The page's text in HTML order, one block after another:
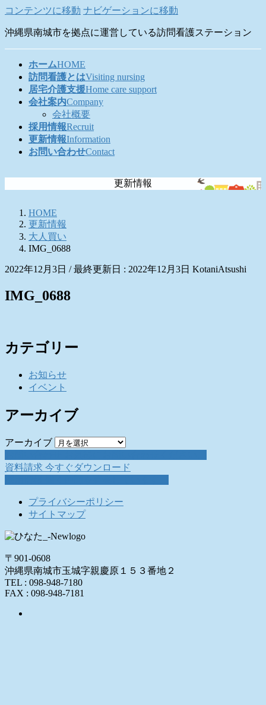
コンテンツに移動 ナビゲーションに移動
沖縄県南城市を拠点に運営している訪問看護ステーション
ホームHOME
訪問看護とはVisiting nursing
居宅介護支援Home care support
会社案内Company
会社概要
採用情報Recruit
更新情報Information
お問い合わせContact
更新情報
HOME
更新情報
大人買い
IMG_0688
2022年12月3日 / 最終更新日 : 2022年12月3日 KotaniAtsushi
IMG_0688
カテゴリー
お知らせ
イベント
アーカイブ
アーカイブ
資料請求 今すぐダウンロード
プライバシーポリシー
サイトマップ
〒901-0608
沖縄県南城市玉城字親慶原１５３番地２
TEL : 098-948-7180
FAX : 098-948-7181